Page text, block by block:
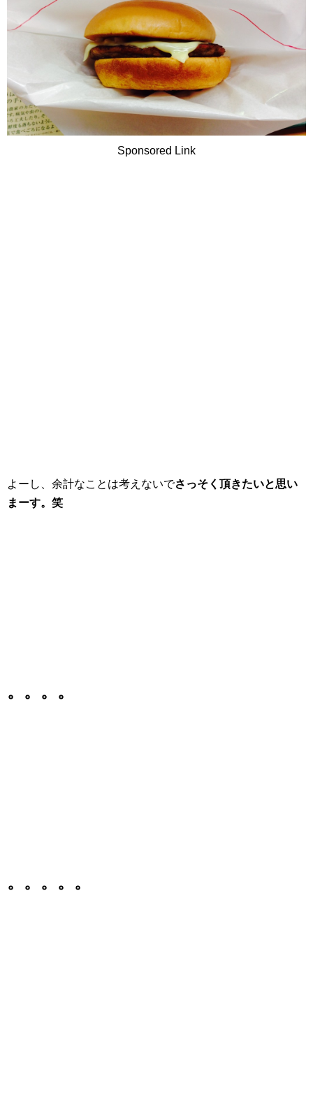
Sponsored Link
よーし、余計なことは考えないでさっそく頂きたいと思い
まーす。笑
。。。。
。。。。。